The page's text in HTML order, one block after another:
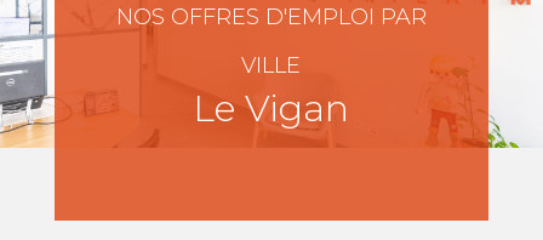
NOS OFFRES D'EMPLOI PAR
VILLE
Le Vigan